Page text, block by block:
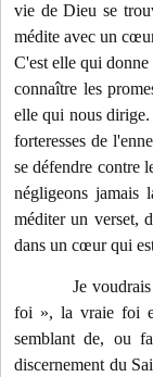
vie de Dieu se
médite avec un
C'est elle qui
connaître les
elle qui nous
forteresses de
se défendre contre
négligeons jamais
méditer un verset,
dans un cœur qui
Je
foi », la vraie foi
semblant de, ou
discernement du